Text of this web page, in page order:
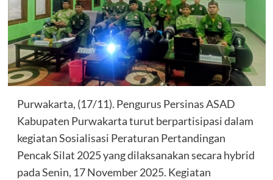
Purwakarta, (17/11). Pengurus Persinas ASAD
Kabupaten Purwakarta turut berpartisipasi dalam
kegiatan Sosialisasi Peraturan Pertandingan
Pencak Silat 2025 yang dilaksanakan secara hybrid
pada Senin, 17 November 2025. Kegiatan